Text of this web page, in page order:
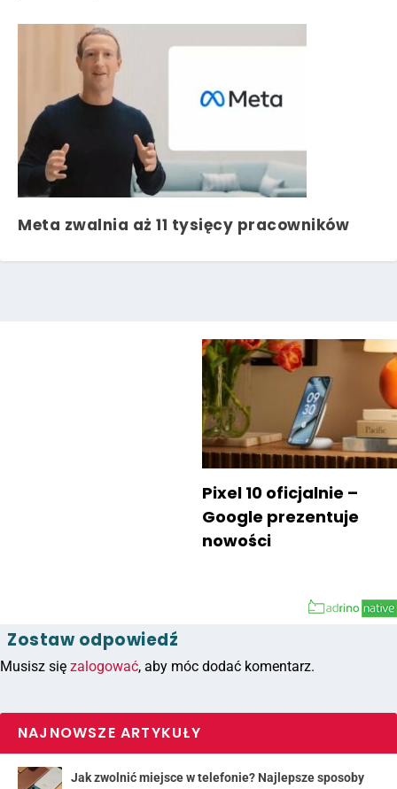
Meta zwalnia aż 11 tysięcy pracowników
Pixel 10 oficjalnie –
Google prezentuje
nowości
Zostaw odpowiedź
Musisz się zalogować, aby móc dodać komentarz.
NAJNOWSZE ARTYKUŁY
Jak zwolnić miejsce w telefonie? Najlepsze sposoby